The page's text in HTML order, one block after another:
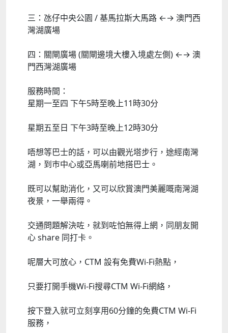
三：氹仔中央公園 / 基馬拉斯大馬路 ←→ 澳門西
灣湖廣場
四：關閘廣場 (關閘邊境大樓入境處左側) ←→ 澳
門西灣湖廣場
服務時間：
星期一至四 下午5時至晚上11時30分
星期五至日 下午3時至晚上12時30分
唔想等巴士的話，可以由觀光塔步行，途經南灣
湖，到巿中心或亞馬喇前地搭巴士。
既可以幫助消化，又可以欣賞澳門美麗嘅南灣湖
夜景，一舉兩得。
交通問題解決咗，就到咗怕無得上網，同朋友開
心 share 同打卡。
呢層大可放心，CTM 設有免費Wi-Fi熱點，
只要打開手機Wi-Fi搜尋CTM Wi-Fi網絡，
按下登入就可立刻享用60分鐘的免費CTM Wi-Fi
服務，